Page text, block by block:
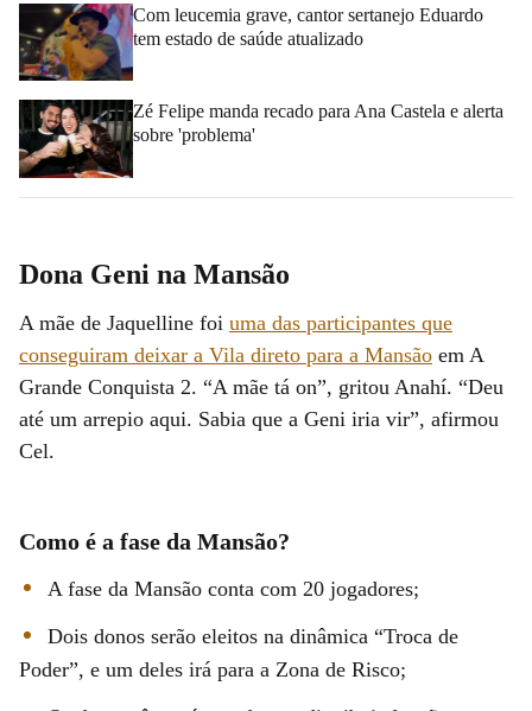
Com leucemia grave, cantor sertanejo Eduardo
tem estado de saúde atualizado
Zé Felipe manda recado para Ana Castela e alerta
sobre 'problema'
Dona Geni na Mansão
A mãe de Jaquelline foi uma das participantes que
conseguiram deixar a Vila direto para a Mansão em A
Grande Conquista 2. “A mãe tá on”, gritou Anahí. “Deu
até um arrepio aqui. Sabia que a Geni iria vir”, afirmou
Cel.
Como é a fase da Mansão?
A fase da Mansão conta com 20 jogadores;
Dois donos serão eleitos na dinâmica “Troca de
Poder”, e um deles irá para a Zona de Risco;